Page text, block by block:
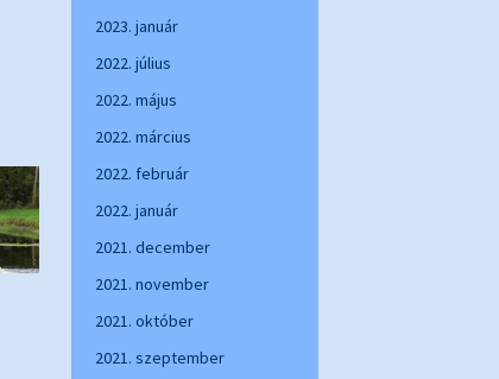
2023. január
2022. július
2022. május
2022. március
2022. február
2022. január
2021. december
2021. november
2021. október
2021. szeptember